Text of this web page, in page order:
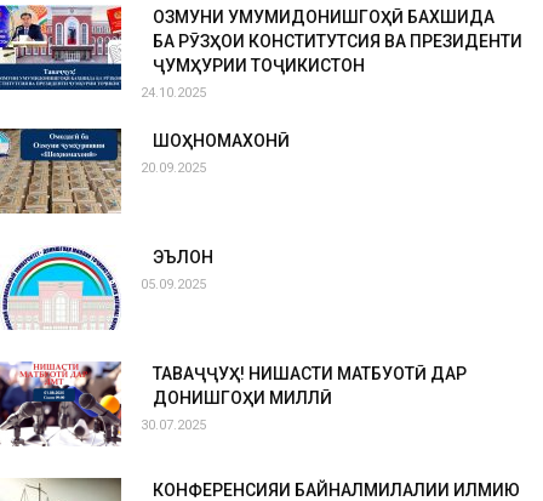
ОЗМУНИ УМУМИДОНИШГОҲӢ БАХШИДА
БА РӮЗҲОИ КОНСТИТУТСИЯ ВА ПРЕЗИДЕНТИ
ҶУМҲУРИИ ТОҶИКИСТОН
24.10.2025
ШОҲНОМАХОНӢ
20.09.2025
ЭЪЛОН
05.09.2025
ТАВАҶҶУҲ! НИШАСТИ МАТБУОТӢ ДАР
ДОНИШГОҲИ МИЛЛӢ
30.07.2025
КОНФЕРЕНСИЯИ БАЙНАЛМИЛАЛИИ ИЛМИЮ